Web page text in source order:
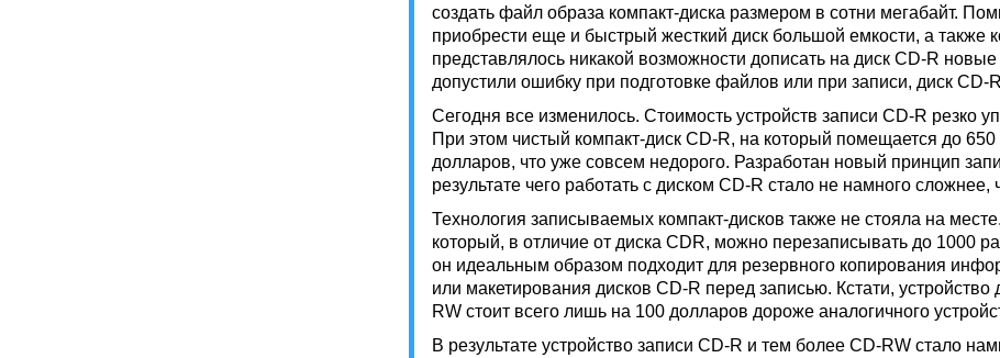
создать файл образа компакт-диска размером в сотни мегабайт.
приобрести еще и быстрый жесткий диск большой емкости, а также
представлялось никакой возможности дописать на диск CD-R
допустили ошибку при подготовке файлов или при записи, диск
Сегодня все изменилось. Стоимость устройств записи CD-R резко
При этом чистый компакт-диск CD-R, на который помещается до
долларов, что уже совсем недорого. Разработан новый принцип
результате чего работать с диском CD-R стало не намного
Технология записываемых компакт-дисков также не стояла на
который, в отличие от диска CD­R, можно перезаписывать до 1000
он идеальным образом подходит для резервного копирования
или макетирования дисков CD-R перед записью. Кстати,
RW стоит всего лишь на 100 долларов дороже аналогичного
В результате устройство записи CD-R и тем более CD-RW стало